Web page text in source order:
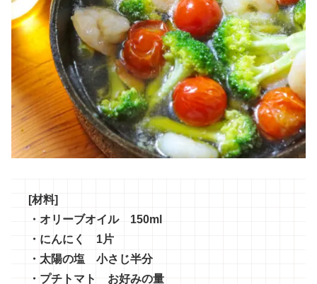
[材料]
・オリーブオイル 150ml
・にんにく 1片
・太陽の塩 小さじ半分
・プチトマト お好みの量